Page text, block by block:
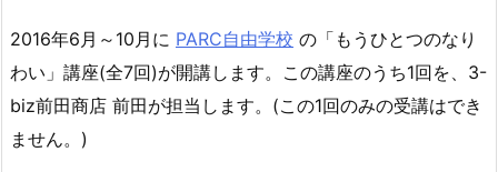
2016年6月～10月に PARC自由学校 の「もうひとつのなり
わい」講座(全7回)が開講します。この講座のうち1回を、3-
biz前田商店 前田が担当します。(この1回のみの受講はでき
ません。)